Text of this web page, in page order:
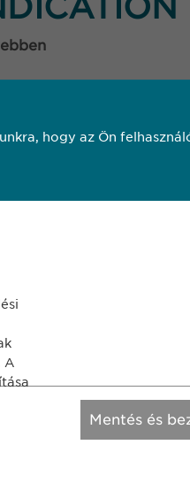
200 4650
Jogi és
hogy az Ön
A
Mentés és